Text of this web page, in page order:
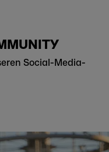
Social-Media-